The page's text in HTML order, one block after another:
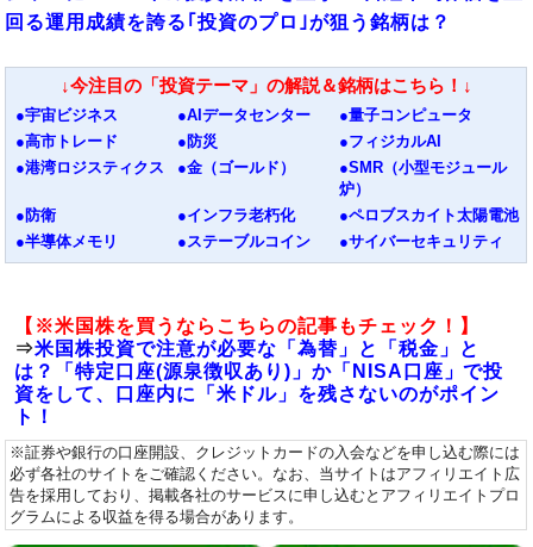
回る運用成績を誇る｢投資のプロ｣が狙う銘柄は？
↓今注目の「投資テーマ」の解説＆銘柄はこちら！↓
●宇宙ビジネス ●AIデータセンター
●量子コンピュータ
●高市トレード
●防災
●フィジカルAI
●港湾ロジスティクス
●金（ゴールド）
●SMR（小型モジュール
炉）
●防衛
●インフラ老朽化
●ペロブスカイト太陽電池
●半導体メモリ
●ステーブルコイン ●サイバーセキュリティ
【※米国株を買うならこちらの記事もチェック！】
⇒米国株投資で注意が必要な「為替」と「税金」と
は？「特定口座(源泉徴収あり)」か「NISA口座」で投
資をして、口座内に「米ドル」を残さないのがポイン
ト！
※証券や銀行の口座開設、クレジットカードの入会などを申し込む際には
必ず各社のサイトをご確認ください。なお、当サイトはアフィリエイト広
告を採用しており、掲載各社のサービスに申し込むとアフィリエイトプロ
グラムによる収益を得る場合があります。